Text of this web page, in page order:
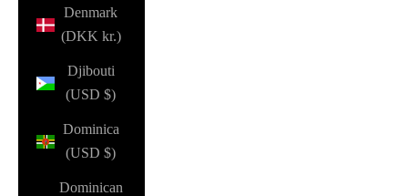
Denmark
(DKK kr.)
Djibouti
(USD $)
Dominica
(USD $)
Dominican